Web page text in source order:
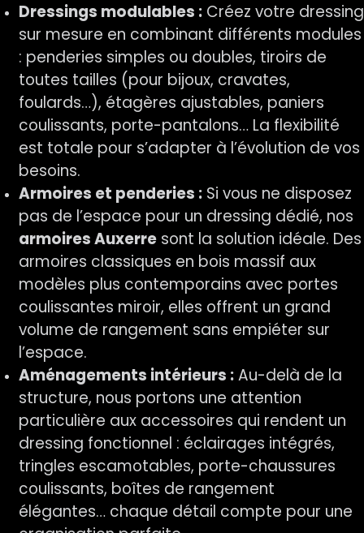
Dressings modulables :Créez votre dressing
sur mesure en combinant différents modules
: penderies simples ou doubles, tiroirs de
toutes tailles (pour bijoux, cravates,
foulards…), étagères ajustables, paniers
coulissants, porte-pantalons… La flexibilité
est totale pour s’adapter à l’évolution de vos
besoins.
Armoires et penderies :Si vous ne disposez
pas de l’espace pour un dressing dédié, nos
armoires Auxerresont la solution idéale. Des
armoires classiques en bois massif aux
modèles plus contemporains avec portes
coulissantes miroir, elles offrent un grand
volume de rangement sans empiéter sur
l’espace.
Aménagements intérieurs :Au-delà de la
structure, nous portons une attention
particulière aux accessoires qui rendent un
dressing fonctionnel : éclairages intégrés,
tringles escamotables, porte-chaussures
coulissants, boîtes de rangement
élégantes… chaque détail compte pour une